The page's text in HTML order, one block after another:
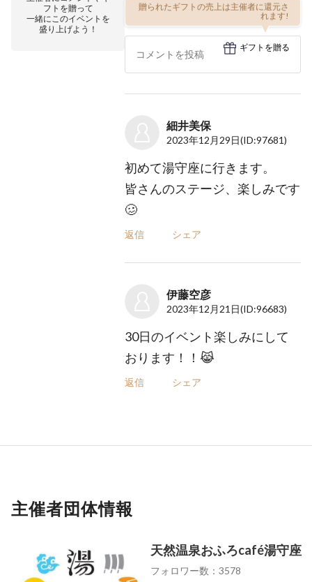
フトを贈って
一緒にこのイベントを
盛り上げよう！
贈られたギフトの売上は主催者に還元さ
れます!
ギフトを贈る
細井美保
2023年12月29日(ID:97681)
初めて湯守座に行きます。
皆さんのステージ、楽しみです
🥴
返信 シェア
伊藤空彦
2023年12月21日(ID:96683)
30日のイベント楽しみにして
おります！！😹
返信 シェア
主催者団体情報
天然温泉おふろcafé湯守座
フォロワー数：3578